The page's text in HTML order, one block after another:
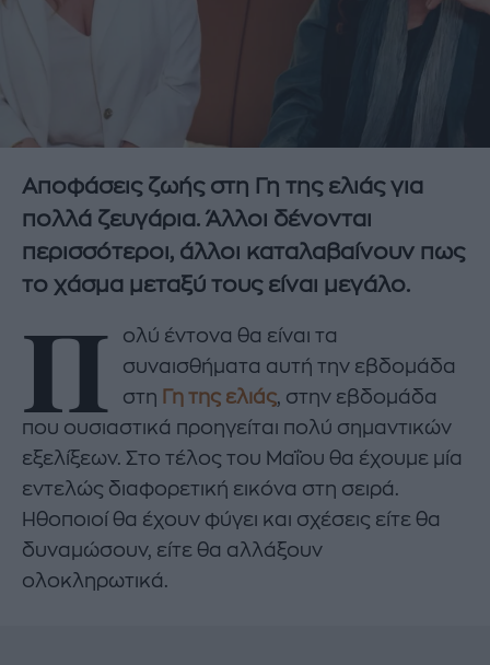
Αποφάσεις ζωής στη Γη της ελιάς για
πολλά ζευγάρια. Άλλοι δένονται
περισσότεροι, άλλοι καταλαβαίνουν πως
το χάσμα μεταξύ τους είναι μεγάλο.
Π
ολύ έντονα θα είναι τα
συναισθήματα αυτή την εβδομάδα
στη Γη της ελιάς, στην εβδομάδα
που ουσιαστικά προηγείται πολύ σημαντικών
εξελίξεων. Στο τέλος του Μαΐου θα έχουμε μία
εντελώς διαφορετική εικόνα στη σειρά.
Ηθοποιοί θα έχουν φύγει και σχέσεις είτε θα
δυναμώσουν, είτε θα αλλάξουν
ολοκληρωτικά.